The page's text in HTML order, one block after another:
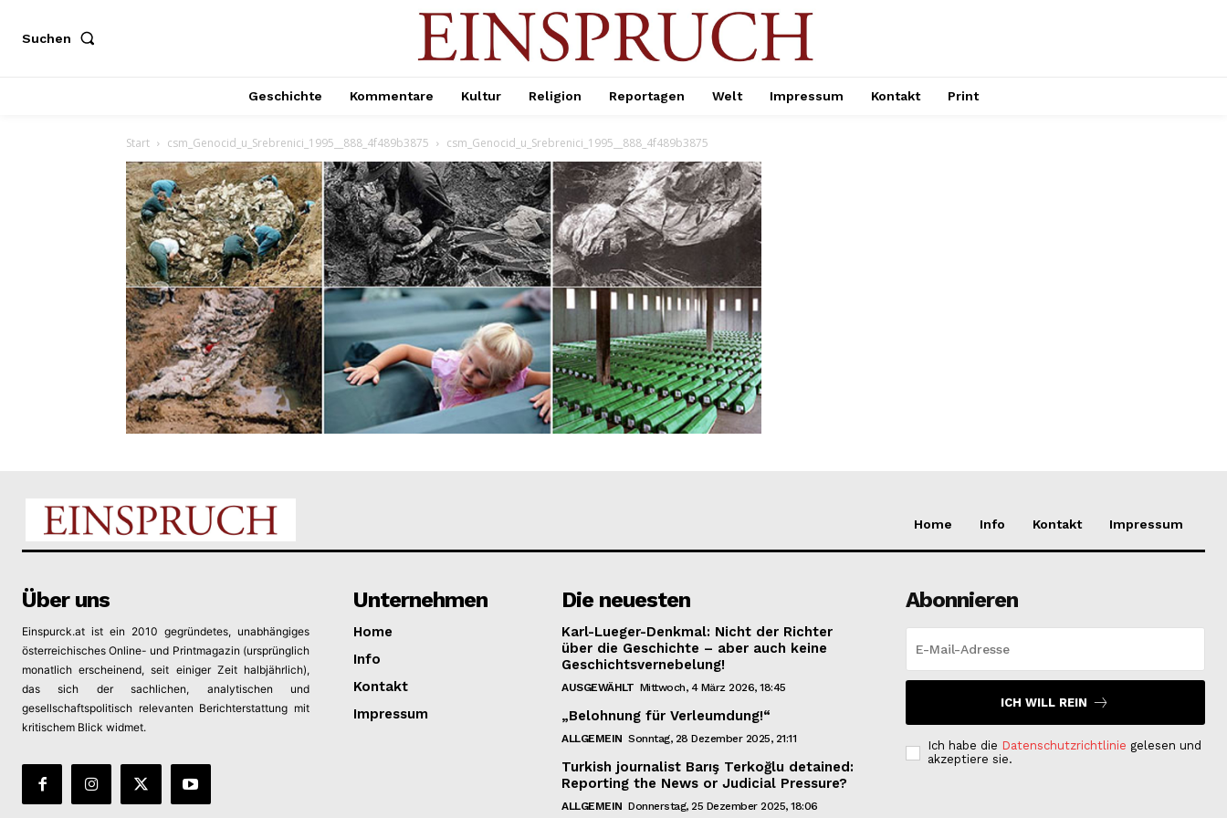
News Week
Company
Suchen
Geschichte Kommentare Kultur Religion Reportagen Welt Impressum Kontakt Print
Start csm_Genocid_u_Srebrenici_1995__888_4f489b3875 csm_Genocid_u_Srebrenici_1995__888_4f489b3875
Home Info Kontakt Impressum
Über uns
Einspurck.at ist ein 2010 gegründetes, unabhängiges
österreichisches Online- und Printmagazin (ursprünglich
monatlich erscheinend, seit einiger Zeit halbjährlich),
das sich der sachlichen, analytischen und
gesellschaftspolitisch relevanten Berichterstattung mit
kritischem Blick widmet.
Unternehmen
Home
Info
Kontakt
Impressum
Die neuesten
Karl-Lueger-Denkmal: Nicht der Richter
über die Geschichte – aber auch keine
Geschichtsvernebelung!
AUSGEWÄHLT Mittwoch, 4 März 2026, 18:45
„Belohnung für Verleumdung!“
ALLGEMEIN Sonntag, 28 Dezember 2025, 21:11
Turkish journalist Barış Terkoğlu detained:
Reporting the News or Judicial Pressure?
ALLGEMEIN Donnerstag, 25 Dezember 2025, 18:06
Abonnieren
ICH WILL REIN
Ich habe die Datenschutzrichtlinie gelesen und
akzeptiere sie.